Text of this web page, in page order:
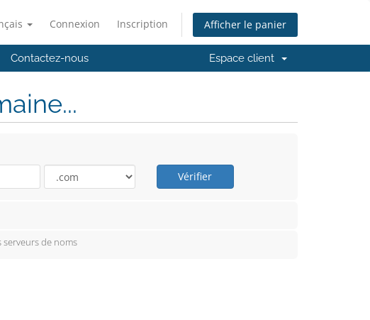
Connexion Inscription Afficher le panier
Contactez-nous Espace client
Vérifier
serveurs de noms